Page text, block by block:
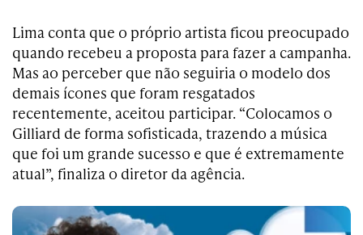
Lima conta que o próprio artista ficou preocupado
quando recebeu a proposta para fazer a campanha.
Mas ao perceber que não seguiria o modelo dos
demais ícones que foram resgatados
recentemente, aceitou participar. “Colocamos o
Gilliard de forma sofisticada, trazendo a música
que foi um grande sucesso e que é extremamente
atual”, finaliza o diretor da agência.